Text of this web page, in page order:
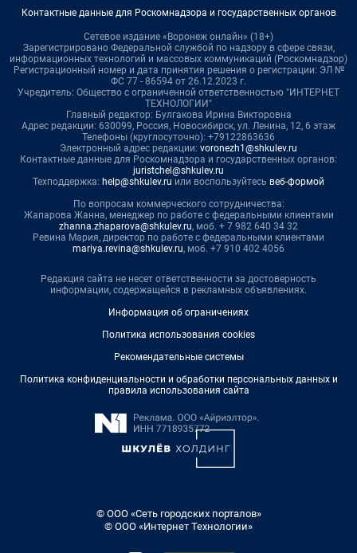
Контактные данные для Роскомнадзора и государственных органов
Сетевое издание «Воронеж онлайн» (18+)
Зарегистрировано Федеральной службой по надзору в сфере связи,
информационных технологий и массовых коммуникаций (Роскомнадзор)
Регистрационный номер и дата принятия решения о регистрации: ЭЛ №
ФС 77 - 86594 от 26.12.2023 г.
Учредитель: Общество с ограниченной ответственностью "ИНТЕРНЕТ
ТЕХНОЛОГИИ"
Главный редактор: Булгакова Ирина Викторовна
Адрес редакции: 630099, Россия, Новосибирск, ул. Ленина, 12, 6 этаж
Телефоны (круглосуточно): +79122863636
Электронный адрес редакции: voronezh1@shkulev.ru
Контактные данные для Роскомнадзора и государственных органов:
juristchel@shkulev.ru
Техподдержка: help@shkulev.ru или воспользуйтесь веб-формой
По вопросам коммерческого сотрудничества:
Жапарова Жанна, менеджер по работе с федеральными клиентами
zhanna.zhaparova@shkulev.ru, моб. + 7 982 640 34 32
Ревина Мария, директор по работе с федеральными клиентами
mariya.revina@shkulev.ru, моб. +7 910 402 4056
Редакция сайта не несет ответственности за достоверность
информации, содержащейся в рекламных объявлениях.
Информация об ограничениях
Политика использования cookies
Рекомендательные системы
Политика конфиденциальности и обработки персональных данных и
правила использования сайта
© ООО «Сеть городских порталов»
© ООО «Интернет Технологии»